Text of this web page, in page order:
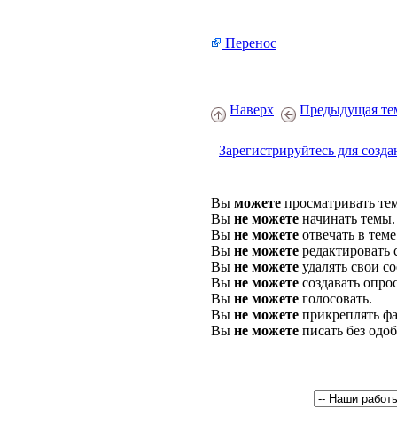
Перенос
Наверх Предыдущая
Зарегистрируйтесь для
Вы можете просматривать
Вы не можете начинать темы.
Вы не можете отвечать в
Вы не можете
Вы не можете удалять свои
Вы не можете создавать
Вы не можете голосовать.
Вы не можете прикреплять
Вы не можете писать без